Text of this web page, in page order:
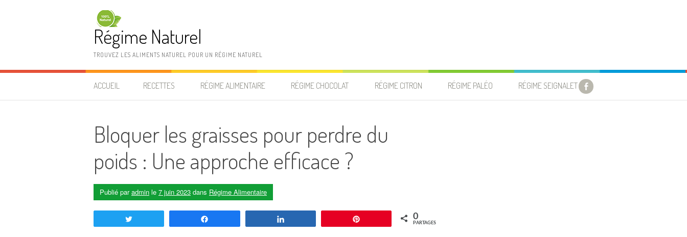
Régime Naturel
TROUVEZ LES ALIMENTS NATUREL POUR UN RÉGIME NATUREL
ACCUEIL RECETTES RÉGIME ALIMENTAIRE RÉGIME CHOCOLAT RÉGIME CITRON RÉGIME PALÉO RÉGIME SEIGNALET
Bloquer les graisses pour perdre du
poids : Une approche efficace ?
Publié paradmin le 7 juin 2023 dans Régime Alimentaire
0
PARTAGES